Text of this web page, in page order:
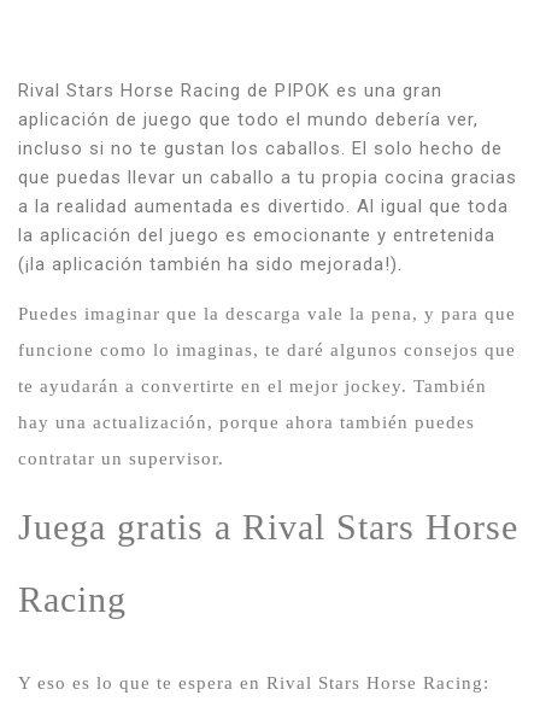
Rival Stars Horse Racing de PIPOK es una gran
aplicación de juego que todo el mundo debería ver,
incluso si no te gustan los caballos. El solo hecho de
que puedas llevar un caballo a tu propia cocina gracias
a la realidad aumentada es divertido. Al igual que toda
la aplicación del juego es emocionante y entretenida
(¡la aplicación también ha sido mejorada!).
Puedes imaginar que la descarga vale la pena, y para que
funcione como lo imaginas, te daré algunos consejos que
te ayudarán a convertirte en el mejor jockey. También
hay una actualización, porque ahora también puedes
contratar un supervisor.
Juega gratis a Rival Stars Horse
Racing
Y eso es lo que te espera en Rival Stars Horse Racing: